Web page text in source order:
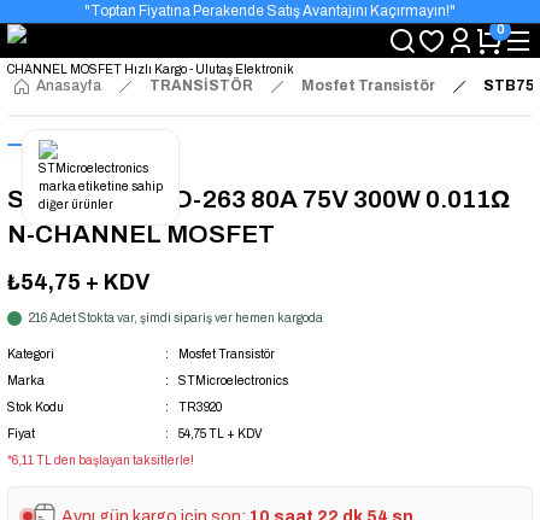
"Toptan Fiyatına Perakende Satış Avantajını Kaçırmayın!"
"Üyelere Özel: Stok Önceliği ve Proje Fiyatları."
0
Anasayfa TRANSİSTÖR Mosfet Transistör
STB75NF75 TO-263 80A 75V 300W 0.011Ω
N-CHANNEL MOSFET
₺54,75 + KDV
216 Adet Stokta var, şimdi sipariş ver hemen kargoda
Kategori
Mosfet Transistör
Marka
STMicroelectronics
Stok Kodu
TR3920
Fiyat
54,75 TL + KDV
*6,11 TL den başlayan taksitlerle!